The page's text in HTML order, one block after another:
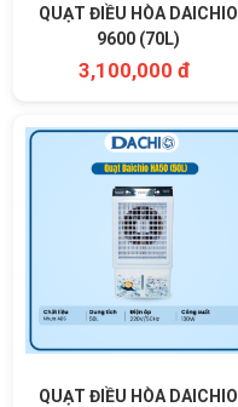
QUẠT ĐIỀU HÒA DAICHIO
9600 (70L)
3,100,000 đ
QUẠT ĐIỀU HÒA DAICHIO